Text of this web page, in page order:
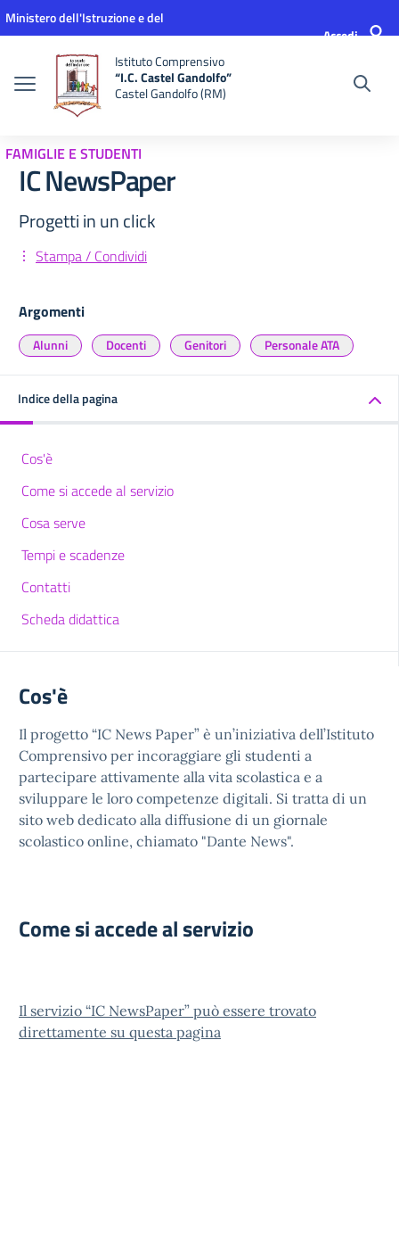
Vai ai contenuti
Vai al menu di navigazione
Vai al footer
Ministero dell'Istruzione e del
Accedi
Istituto Comprensivo
“I.C. Castel Gandolfo”
Castel Gandolfo (RM)
FAMIGLIE E STUDENTI
IC NewsPaper
Progetti in un click
Stampa / Condividi
Argomenti
Alunni Docenti Genitori Personale ATA
Indice della pagina
Cos'è
Come si accede al servizio
Cosa serve
Tempi e scadenze
Contatti
Scheda didattica
Cos'è
Il progetto “IC News Paper” è un’iniziativa dell’Istituto
Comprensivo per incoraggiare gli studenti a
partecipare attivamente alla vita scolastica e a
sviluppare le loro competenze digitali. Si tratta di un
sito web dedicato alla diffusione di un giornale
scolastico online, chiamato "Dante News".
Come si accede al servizio
Il servizio “IC NewsPaper” può essere trovato
direttamente su questa pagina